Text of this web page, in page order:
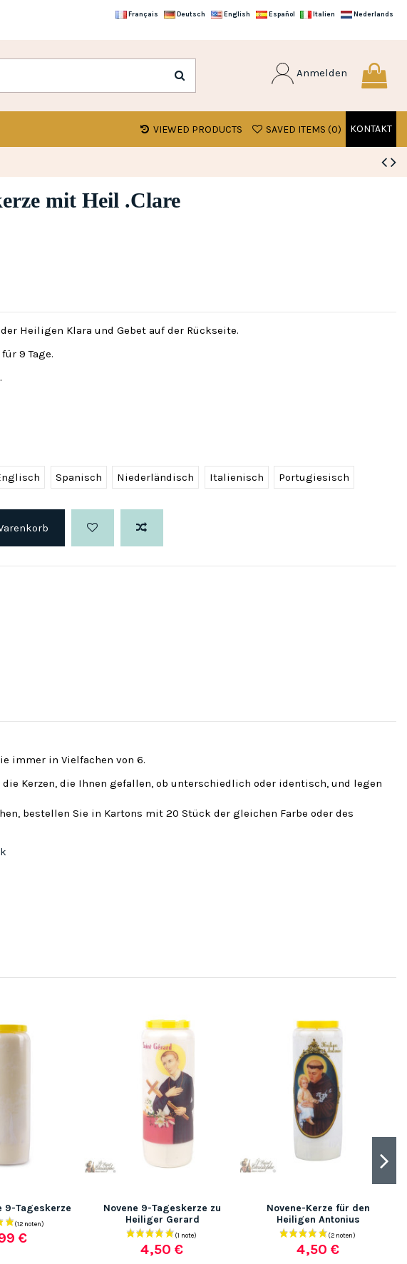
Français Deutsch English Español Italien Nederlands
Anmelden
KONTAKT
SAVED ITEMS (0)
VIEWED PRODUCTS
mit Heil .Clare
Heiligen Klara und Gebet auf der Rückseite.
9 Tage.
Spanisch Niederländisch Italienisch Portugiesisch
immer in Vielfachen von 6.
Kerzen, die Ihnen gefallen, ob unterschiedlich oder identisch, und legen
bestellen Sie in Kartons mit 20 Stück der gleichen Farbe oder des
9-Tageskerze
€
Novene 9-Tageskerze zu
Heiliger Gerard
4,50 €
Novene-Kerze für den
Heiligen Antonius
4,50 €